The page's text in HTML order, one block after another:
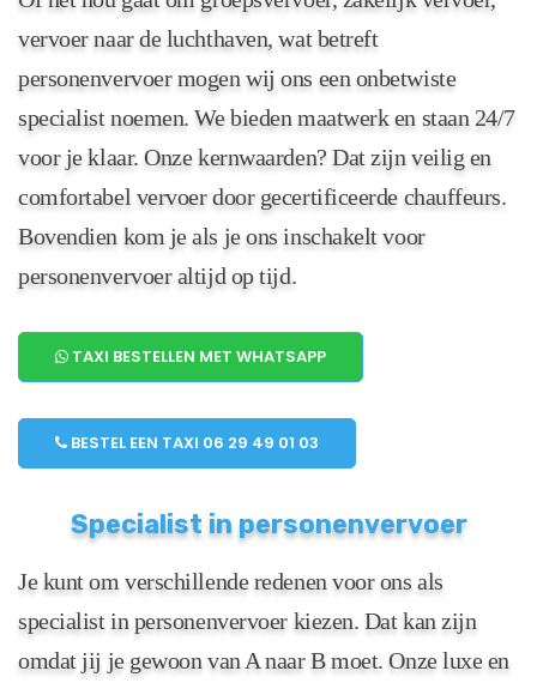
vervoer naar de luchthaven, wat betreft
personenvervoer mogen wij ons een onbetwiste
specialist noemen. We bieden maatwerk en staan 24/7
voor je klaar. Onze kernwaarden? Dat zijn veilig en
comfortabel vervoer door gecertificeerde chauffeurs.
Bovendien kom je als je ons inschakelt voor
personenvervoer altijd op tijd.
TAXI BESTELLEN MET WHATSAPP
BESTEL EEN TAXI 06 29 49 01 03
Specialist in personenvervoer
Je kunt om verschillende redenen voor ons als
specialist in personenvervoer kiezen. Dat kan zijn
omdat jij je gewoon van A naar B moet. Onze luxe en